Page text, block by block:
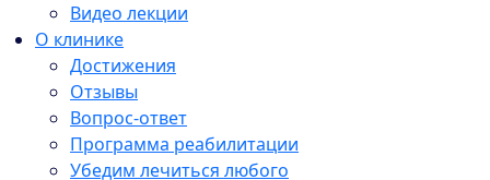
Видео лекции
О клинике
Достижения
Отзывы
Вопрос-ответ
Программа реабилитации
Убедим лечиться любого